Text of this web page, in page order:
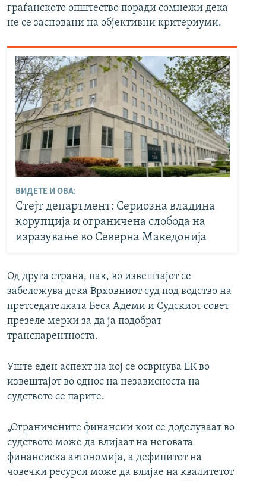
граѓанското општество поради сомнежи дека
не се засновани на објективни критериуми.
ВИДЕТЕ И ОВА:
Стејт департмент: Сериозна владина
корупција и ограничена слобода на
изразување во Северна Македонија
Од друга страна, пак, во извештајот се
забележува дека Врховниот суд под водство на
претседателката Беса Адеми и Судскиот совет
презеле мерки за да ја подобрат
транспарентноста.
Уште еден аспект на кој се осврнува ЕК во
извештајот во однос на независноста на
судството се парите.
„Ограничените финансии кои се доделуваат во
судството може да влијаат на неговата
финансиска автономија, а дефицитот на
човечки ресурси може да влијае на квалитетот